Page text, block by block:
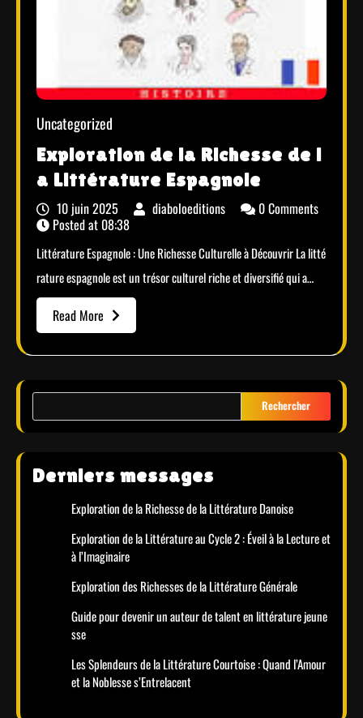
Uncategorized
Exploration de la Richesse de l
a Littérature Espagnole
10 juin 2025 diaboloeditions
0 Comments
Posted at 08:38
Littérature Espagnole : Une Richesse Culturelle à Découvrir La litté
rature espagnole est un trésor culturel riche et diversifié qui a…
Read More
Rechercher
Derniers messages
Exploration de la Richesse de la Littérature Danoise
Exploration de la Littérature au Cycle 2 : Éveil à la Lecture et
à l’Imaginaire
Exploration des Richesses de la Littérature Générale
Guide pour devenir un auteur de talent en littérature jeune
sse
Les Splendeurs de la Littérature Courtoise : Quand l’Amour
et la Noblesse s’Entrelacent